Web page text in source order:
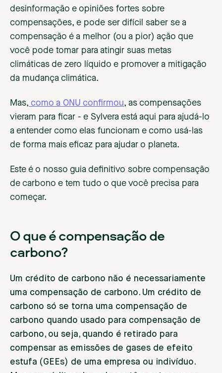
desinformação e opiniões fortes sobre
compensações, e pode ser difícil saber se a
compensação é a melhor (ou a pior) ação que
você pode tomar para atingir suas metas
climáticas de zero líquido e promover a mitigação
da mudança climática.
Mas, como a ONU confirmou, as compensações
vieram para ficar - e Sylvera está aqui para ajudá-lo
a entender como elas funcionam e como usá-las
de forma mais eficaz para ajudar o planeta.
Este é o nosso guia definitivo sobre compensação
de carbono e tem tudo o que você precisa para
começar.
O que é compensação de
carbono?
Um crédito de carbono não é necessariamente
uma compensação de carbono. Um crédito de
carbono só se torna uma compensação de
carbono quando usado para compensação de
carbono, ou seja, quando é retirado para
compensar as emissões de gases de efeito
estufa (GEEs) de uma empresa ou indivíduo.